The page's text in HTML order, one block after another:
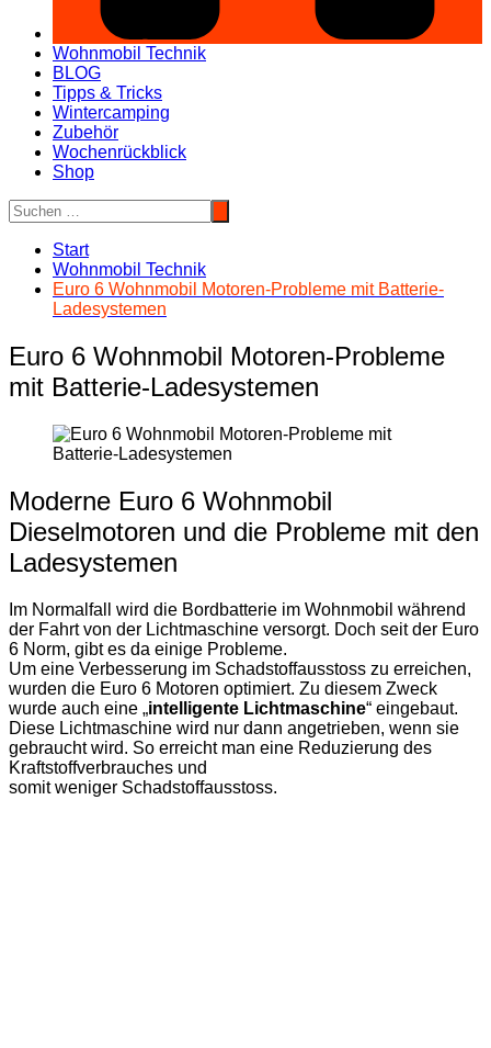
Wohnmobil Technik
BLOG
Tipps & Tricks
Wintercamping
Zubehör
Wochenrückblick
Shop
Start
Wohnmobil Technik
Euro 6 Wohnmobil Motoren-Probleme mit Batterie-
Ladesystemen
Euro 6 Wohnmobil Motoren-Probleme
mit Batterie-Ladesystemen
Moderne Euro 6 Wohnmobil
Dieselmotoren und die Probleme mit den
Ladesystemen
Im Normalfall wird die Bordbatterie im Wohnmobil während
der Fahrt von der Lichtmaschine versorgt. Doch seit der Euro
6 Norm, gibt es da einige Probleme.
Um eine Verbesserung im Schadstoffausstoss zu erreichen,
wurden die Euro 6 Motoren optimiert. Zu diesem Zweck
wurde auch eine „intelligente Lichtmaschine“ eingebaut.
Diese Lichtmaschine wird nur dann angetrieben, wenn sie
gebraucht wird. So erreicht man eine Reduzierung des
Kraftstoffverbrauches und
somit weniger Schadstoffausstoss.